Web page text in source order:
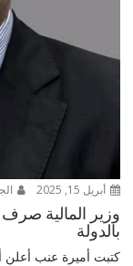
أبريل 15, 2025
وزير المالية صرف
بالدولة
كتبت أميرة عنب أعلن